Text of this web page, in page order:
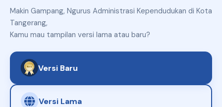
Makin Gampang, Ngurus Administrasi Kependudukan di Kota
Tangerang,
Kamu mau tampilan versi lama atau baru?
Versi Baru
Versi Lama